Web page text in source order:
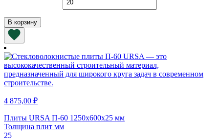
товара
1200х610х100
В корзину
4 875,00 ₽
Плиты URSA П-60 1250х600х25 мм
Толщина плит мм
25